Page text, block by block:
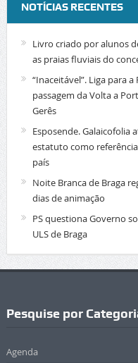
NOTÍCIAS RECENTES
Livro criado por alunos
as praias fluviais do
“Inaceitável”. Liga para
passagem da Volta a
Gerês
Esposende. Galaicofolia
estatuto como
país
Noite Branca de Braga
dias de animação
PS questiona Governo
ULS de Braga
Pesquise por
Agenda